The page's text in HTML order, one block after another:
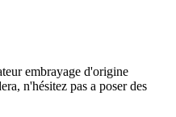
embrayage d'origine
n'hésitez pas a poser des